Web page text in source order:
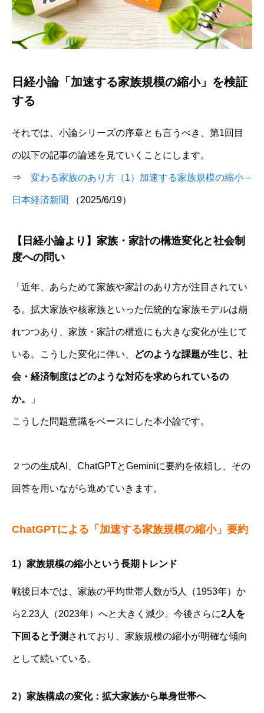
日経小論「加速する家族規模の縮小」を検証
する
それでは、小論シリーズの序章とも言うべき、第1回目
の以下の記事の論述を見ていくことにします。
⇒ 変わる家族のあり方（1）加速する家族規模の縮小 –
日本経済新聞 （2025/6/19）
【日経小論より】家族・家計の構造変化と社会制
度への問い
「近年、あらためて家族や家計のあり方が注目されてい
る。拡大家族や核家族といった伝統的な家族モデルは崩
れつつあり、家族・家計の構造にも大きな変化が生じて
いる。こうした変化に伴い、 どのような課題が生じ、社
会・経済制度はどのような対応を求められているの
か。 」
こうした問題意識をベースにした本小論です。
２つの生成AI、ChatGPTとGeminiに要約を依頼し、その
回答を用いながら進めていきます。
ChatGPTによる「加速する家族規模の縮小」要約
1）家族規模の縮小という長期トレンド
戦後日本では、家族の平均世帯人数が5人（1953年）か
ら2.23人（2023年）へと大きく減少。今後さらに2人を
下回ると予測 されており、家族規模の縮小が明確な傾向
として続いている。
2）家族構成の変化：拡大家族から単身世帯へ